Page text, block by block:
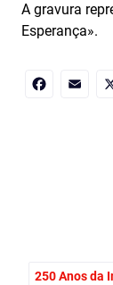
A gravura
Esperança».
250 Anos da